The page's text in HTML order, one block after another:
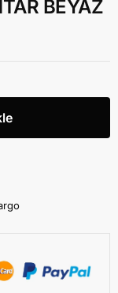
BEYAZ